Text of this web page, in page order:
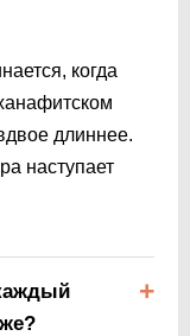
когда
длиннее.
наступает